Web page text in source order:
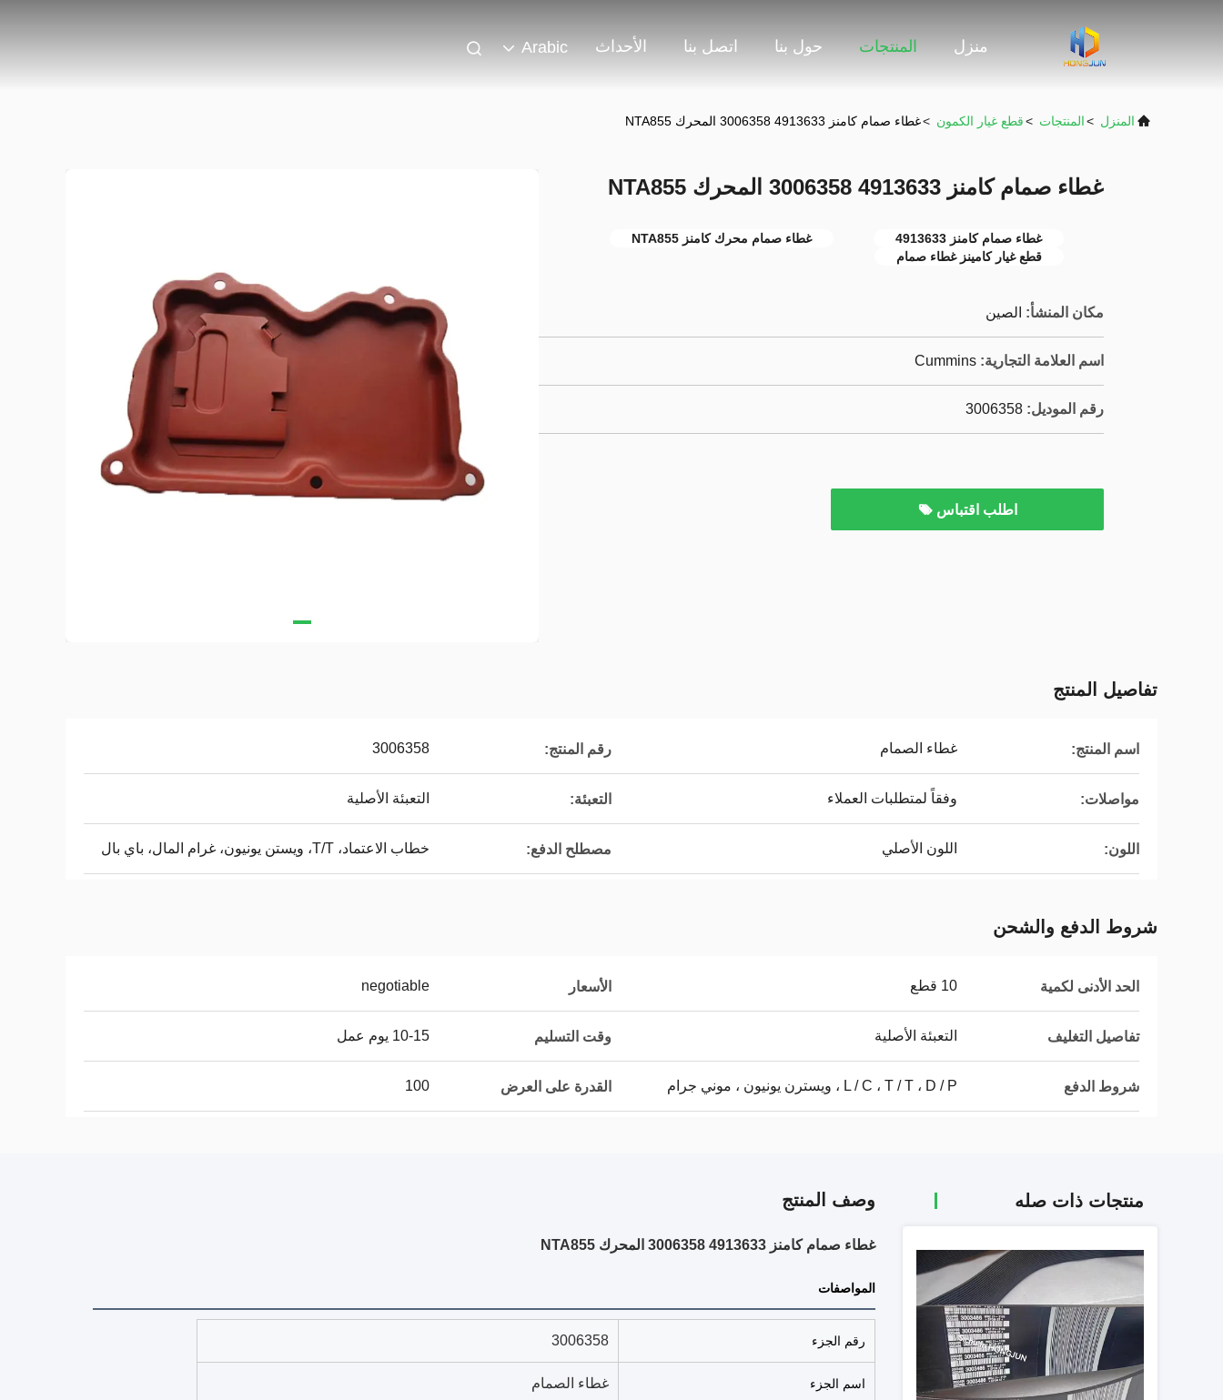
منزل المنتجات حول بنا اتصل بنا الأحداث Arabic
المنزل >المنتجات >قطع غيار الكمون >غطاء صمام كامنز 4913633 3006358 المحرك NTA855
غطاء صمام كامنز 4913633 3006358 المحرك NTA855
غطاء صمام كامنز 4913633
غطاء صمام محرك كامنز NTA855
قطع غيار كامينز غطاء صمام
مكان المنشأ: الصين
اسم العلامة التجارية: Cummins
رقم الموديل: 3006358
اطلب اقتباس
تفاصيل المنتج
اسم المنتج: غطاء الصمام رقم المنتج: 3006358
مواصلات: وفقاً لمتطلبات العملاء التعبئة: التعبئة الأصلية
اللون: اللون الأصلي مصطلح الدفع: خطاب الاعتماد، T/T، ويستن يونيون، غرام المال، باي بال
شروط الدفع والشحن
الحد الأدنى لكمية 10 قطع الأسعار negotiable
تفاصيل التغليف التعبئة الأصلية وقت التسليم 10-15 يوم عمل
شروط الدفع L / C ، T / T ، D / P ، ويسترن يونيون ، موني جرام القدرة على العرض 100
منتجات ذات صله وصف المنتج
غطاء صمام كامنز 4913633 3006358 المحرك NTA855
المواصفات
رقم الجزء 3006358
اسم الجزء غطاء الصمام